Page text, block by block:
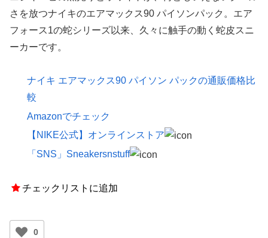
さを放つナイキのエアマックス90 パイソンパック。エア
フォース1の蛇シリーズ以来、久々に触手の動く蛇皮スニ
ーカーです。
ナイキ エアマックス90 パイソン パックの通販価格比
較
Amazonでチェック
【NIKE公式】オンラインストア
「SNS」Sneakersnstuff
チェックリストに追加
0